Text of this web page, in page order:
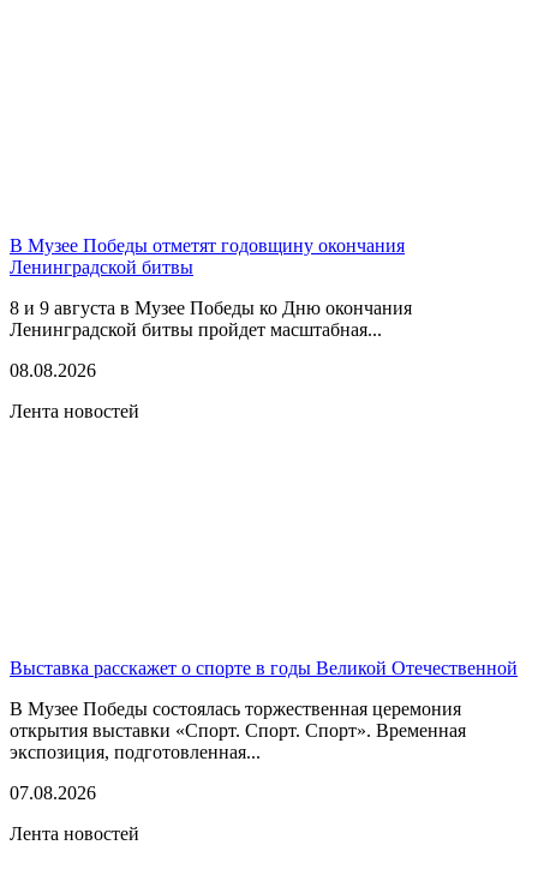
В Музее Победы отметят годовщину окончания
Ленинградской битвы
8 и 9 августа в Музее Победы ко Дню окончания
Ленинградской битвы пройдет масштабная...
08.08.2026
Лента новостей
Выставка расскажет о спорте в годы Великой Отечественной
В Музее Победы состоялась торжественная церемония
открытия выставки «Спорт. Спорт. Спорт». Временная
экспозиция, подготовленная...
07.08.2026
Лента новостей